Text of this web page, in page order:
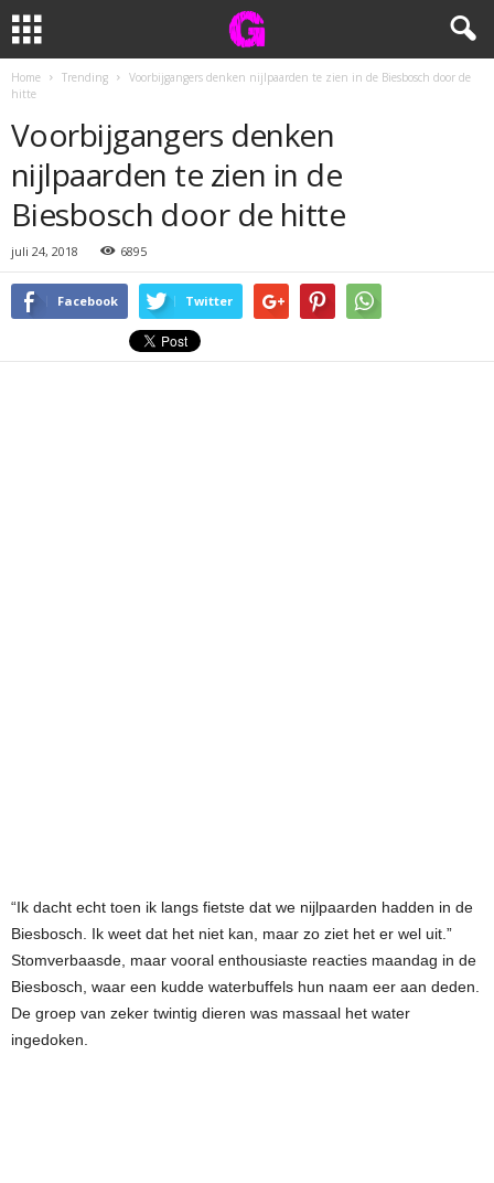
Home Trending
Voorbijgangers denken nijlpaarden te zien in de Biesbosch door de
hitte
Voorbijgangers denken
nijlpaarden te zien in de
Biesbosch door de hitte
juli 24, 2018 6895
Facebook Twitter
“Ik dacht echt toen ik langs fietste dat we nijlpaarden hadden in de
Biesbosch. Ik weet dat het niet kan, maar zo ziet het er wel uit.”
Stomverbaasde, maar vooral enthousiaste reacties maandag in de
Biesbosch, waar een kudde waterbuffels hun naam eer aan deden.
De groep van zeker twintig dieren was massaal het water
ingedoken.